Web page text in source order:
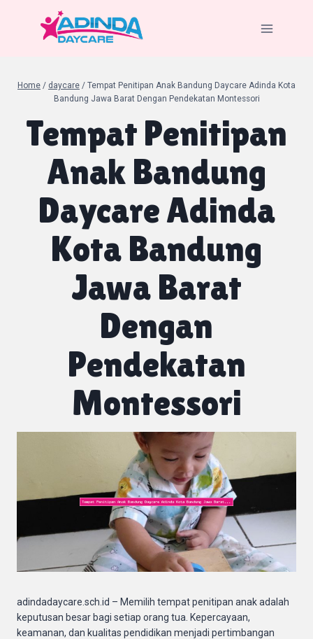
Home / daycare / Tempat Penitipan Anak Bandung Daycare Adinda Kota
Bandung Jawa Barat Dengan Pendekatan Montessori
Tempat Penitipan
Anak Bandung
Daycare Adinda
Kota Bandung
Jawa Barat
Dengan
Pendekatan
Montessori
adindadaycare.sch.id – Memilih tempat penitipan anak adalah
keputusan besar bagi setiap orang tua. Kepercayaan,
keamanan, dan kualitas pendidikan menjadi pertimbangan